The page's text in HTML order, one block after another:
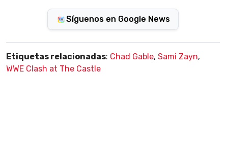
Síguenos en Google News
Etiquetas relacionadas: Chad Gable, Sami Zayn,
WWE Clash at The Castle